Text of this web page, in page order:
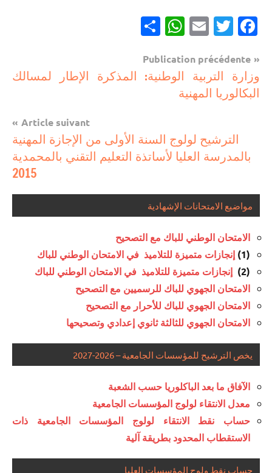
Facebook
Twitter
Email
WhatsApp
مستجدات
تربوية
Navigation
de
l’article
Publication précédente
وزارة التربية الوطنية: المذكرة الإطار لمسالك
البكالوريا المهنية
Article suivant
الترشيح لولوج السنة الأولى من الإجازة المهنية
بالمدرسة العليا لأساتذة التعليم التقني بالمحمدية
2015
مواضيع الامتحانات الإشهادية
الامتحان الوطني للباك مع التصحيح
(1)
إنجازات متميزة للتلاميذ في الامتحان الوطني للباك
(2)
إنجازات متميزة للتلاميذ في الامتحان الوطني للباك
الامتحان الجهوي للباك للرسميين مع التصحيح
الامتحان الجهوي للباك للأحرار مع التصحيح
الامتحان الجهوي للثالثة ثانوي إعدادي وتصحيحها
يخص الترشيح للمؤسسات الجامعية – 2026-2027
الآفاق ما بعد الباكلوريا حسب الشعبة
معدل الانتقاء لولوج المؤسسات الجامعية
حساب نقط الانتقاء لولوج المؤسسات الجامعية ذات
الاستقطاب المحدود بطريقة آلية
حساب نقط ولوج المؤسسات العليا